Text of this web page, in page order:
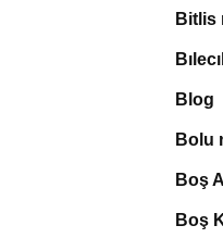
Bitlis
Blog
Bolu
Boş
Boş